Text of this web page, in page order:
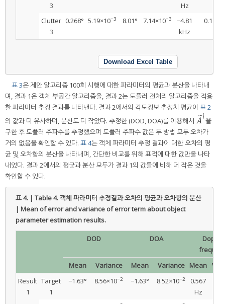
3
Hz
Clutter
3
0.268° 5.19×10−3 8.01° 7.14×10−3
−4.81
kHz
0.179
Download Excel Table
표 3은 제안 알고리즘 100회 시행에 대한 파라미터의 평균과 분산을 나타내
며, 결과 1은 객체 부공간 알고리즘을, 결과 2는 도플러 전처리 알고리즘을 적용
한 파라미터 추정 결과를 나타낸다. 결과 2에서의 각도정보 추정치 평균이 표 2
의 값과 더 유사하며, 분산도 더 작았다. 추정한 (DOD, DOA)를 이용해서 A
˜†
A˜†을
구한 후 도플러 주파수를 추정했으며 도플러 주파수 값은 두 방법 모두 오차가
거의 없음을 확인할 수 있다. 표 4는 객체 파라미터 추정 결과에 대한 오차의 평
균 및 오차항의 분산을 나타내며, 간단한 비교를 위해 표적에 대한 값만을 나타
내었다. 결과 2에서의 평균과 분산 모두가 결과 1의 값들에 비해 더 작은 것을
확인할 수 있다.
표 4. | Table 4.객체 파라미터 추정결과 오차의 평균과 오차항의 분산
| Mean of error and variance of error term about object
parameter estimation results.
DOD DOA
Mean
Variance Mean Variance Mean
Result
1
Target
1
−1.63° 8.56×10−2 −1.63° 8.52×10−2
0.567
Hz